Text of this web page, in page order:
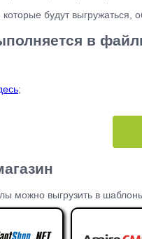
будут
в
;
можно выгрузить в